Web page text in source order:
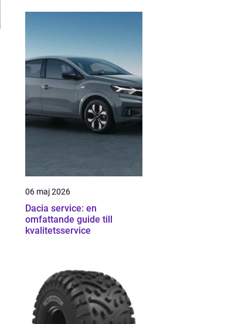
06 maj 2026
Dacia service: en
omfattande guide till
kvalitetsservice